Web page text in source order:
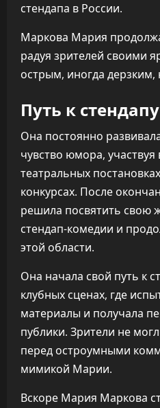
стендапа в России.
Маркова Мария
радуя зрителей своими
острым, иногда
Путь к стендапу
Она постоянно
чувство юмора,
театральных
конкурсах. После
решила посвятить свою
стендап-комедии и
этой области.
Она начала свой путь к
клубных сценах, где
материалы и получала
публики. Зрители не
перед остроумными
мимикой Марии.
Вскоре Мария Маркова